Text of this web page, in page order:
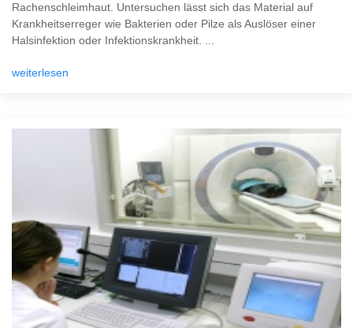
Rachenschleimhaut. Untersuchen lässt sich das Material auf
Krankheitserreger wie Bakterien oder Pilze als Auslöser einer
Halsinfektion oder Infektionskrankheit. ...
weiterlesen